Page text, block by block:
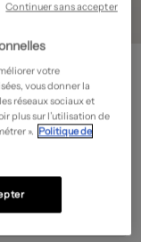
votre
vous donner la
réseaux sociaux et
plus sur l’utilisation de
». Politique de
Continuer sans accepter